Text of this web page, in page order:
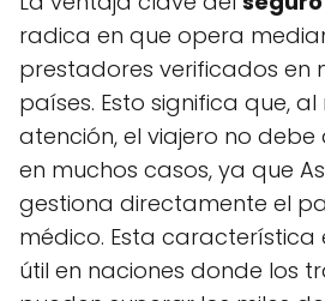
radica en que opera
prestadores verificados en
países. Esto significa que,
atención, el viajero no
en muchos casos, ya que
gestiona directamente el
médico. Esta característica
útil en naciones donde los